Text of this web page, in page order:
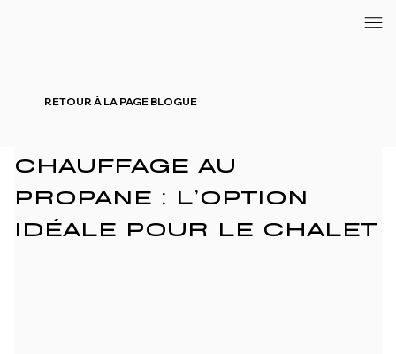
RETOUR À LA PAGE BLOGUE
CHAUFFAGE AU
PROPANE : L’OPTION
IDÉALE POUR LE CHALET